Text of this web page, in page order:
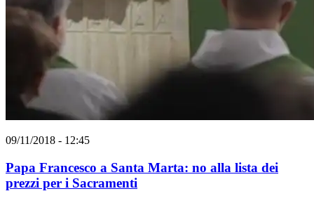
09/11/2018 - 12:45
Papa Francesco a Santa Marta: no alla lista dei
prezzi per i Sacramenti